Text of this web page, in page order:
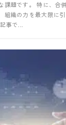
課題です。 特に、合
組織の力を最大限に
事で...